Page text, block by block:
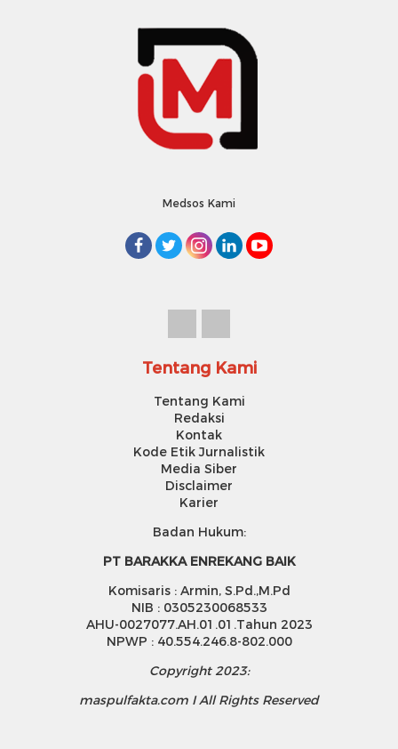
Medsos Kami
Tentang Kami
Tentang Kami
Redaksi
Kontak
Kode Etik Jurnalistik
Media Siber
Disclaimer
Karier
Badan Hukum:
PT BARAKKA ENREKANG BAIK
Komisaris : Armin, S.Pd.,M.Pd
NIB : 0305230068533
AHU-0027077.AH.01.01.Tahun 2023
NPWP : 40.554.246.8-802.000
Copyright 2023:
maspulfakta.com I All Rights Reserved